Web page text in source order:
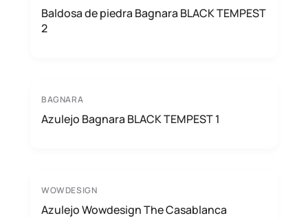
Baldosa de piedra Bagnara BLACK TEMPEST
2
BAGNARA
Azulejo Bagnara BLACK TEMPEST 1
WOWDESIGN
Azulejo Wowdesign The Casablanca